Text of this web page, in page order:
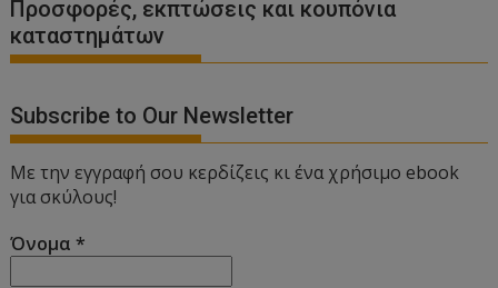
Προσφορές, εκπτώσεις και κουπόνια
καταστημάτων
Subscribe to Our Newsletter
Με την εγγραφή σου κερδίζεις κι ένα χρήσιμο ebook
για σκύλους!
Όνομα*